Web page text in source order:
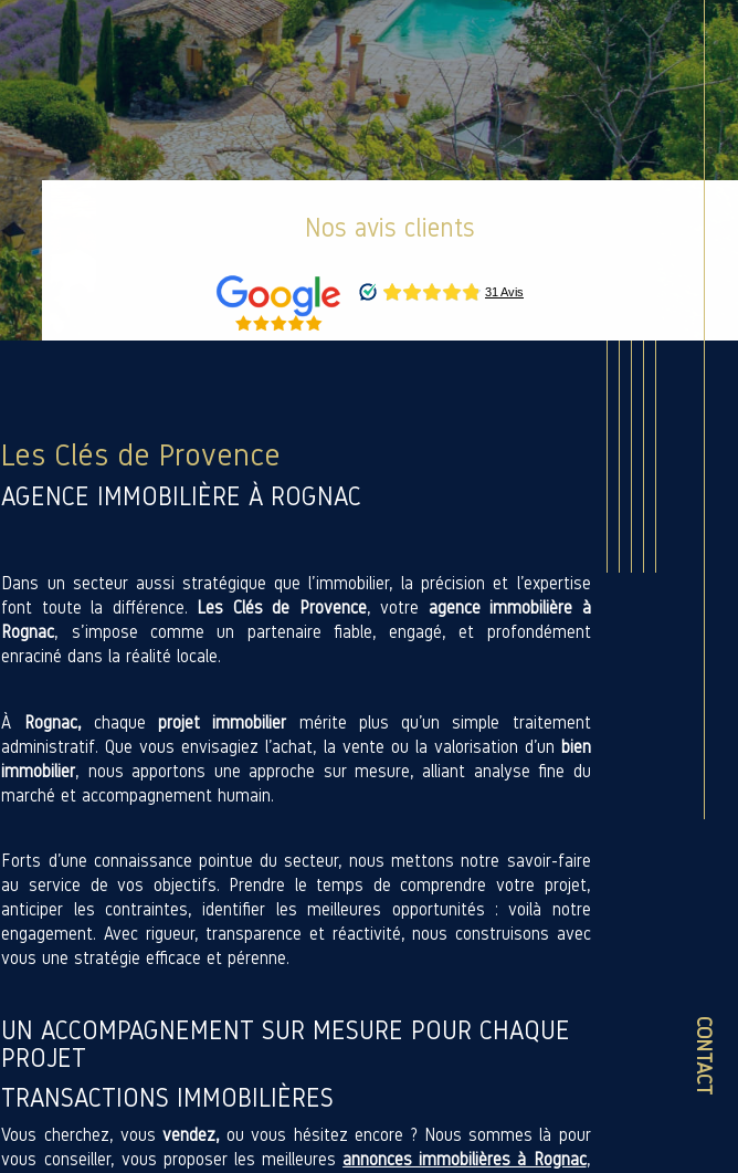
CONTACT
Nos avis clients
Les Clés de Provence
AGENCE IMMOBILIÈRE À ROGNAC
Dans un secteur aussi stratégique que l’immobilier, la précision et l’expertise
font toute la différence. Les Clés de Provence, votre agence immobilière à
Rognac, s’impose comme un partenaire fiable, engagé, et profondément
enraciné dans la réalité locale.
À Rognac,chaqueprojet immobiliermérite plus qu’un simple traitement
administratif. Que vous envisagiez l’achat, la vente ou la valorisation d’un bien
immobilier, nous apportons une approche sur mesure, alliant analyse fine du
marché et accompagnement humain.
Forts d’une connaissance pointue du secteur, nous mettons notre savoir-faire
au service de vos objectifs. Prendre le temps de comprendre votre projet,
anticiper les contraintes, identifier les meilleures opportunités : voilà notre
engagement. Avec rigueur, transparence et réactivité, nous construisons avec
vous une stratégie efficace et pérenne.
UN ACCOMPAGNEMENT SUR MESURE POUR CHAQUE
PROJET
TRANSACTIONS IMMOBILIÈRES
Vous cherchez, vous vendez,ou vous hésitez encore ? Nous sommes là pour
vous conseiller, vous proposer les meilleures annonces immobilières à Rognac,